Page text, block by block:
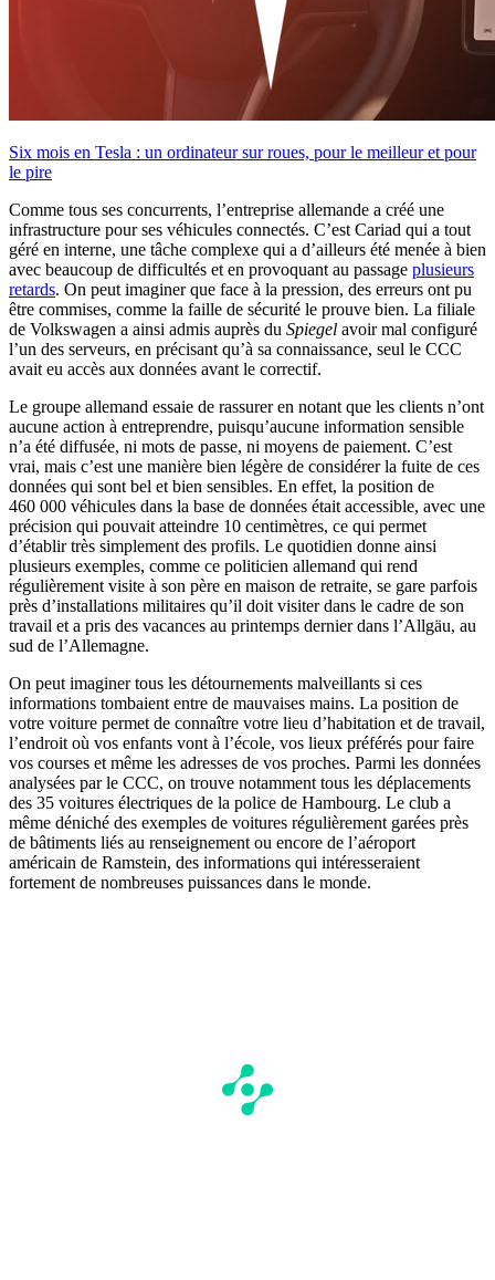
Six mois en Tesla : un ordinateur sur roues, pour le meilleur et pour
le pire
Comme tous ses concurrents, l’entreprise allemande a créé une
infrastructure pour ses véhicules connectés. C’est Cariad qui a tout
géré en interne, une tâche complexe qui a d’ailleurs été menée à bien
avec beaucoup de difficultés et en provoquant au passage plusieurs
retards. On peut imaginer que face à la pression, des erreurs ont pu
être commises, comme la faille de sécurité le prouve bien. La filiale
de Volkswagen a ainsi admis auprès du Spiegel avoir mal configuré
l’un des serveurs, en précisant qu’à sa connaissance, seul le CCC
avait eu accès aux données avant le correctif.
Le groupe allemand essaie de rassurer en notant que les clients n’ont
aucune action à entreprendre, puisqu’aucune information sensible
n’a été diffusée, ni mots de passe, ni moyens de paiement. C’est
vrai, mais c’est une manière bien légère de considérer la fuite de ces
données qui sont bel et bien sensibles. En effet, la position de
460 000 véhicules dans la base de données était accessible, avec une
précision qui pouvait atteindre 10 centimètres, ce qui permet
d’établir très simplement des profils. Le quotidien donne ainsi
plusieurs exemples, comme ce politicien allemand qui rend
régulièrement visite à son père en maison de retraite, se gare parfois
près d’installations militaires qu’il doit visiter dans le cadre de son
travail et a pris des vacances au printemps dernier dans l’Allgäu, au
sud de l’Allemagne.
On peut imaginer tous les détournements malveillants si ces
informations tombaient entre de mauvaises mains. La position de
votre voiture permet de connaître votre lieu d’habitation et de travail,
l’endroit où vos enfants vont à l’école, vos lieux préférés pour faire
vos courses et même les adresses de vos proches. Parmi les données
analysées par le CCC, on trouve notamment tous les déplacements
des 35 voitures électriques de la police de Hambourg. Le club a
même déniché des exemples de voitures régulièrement garées près
de bâtiments liés au renseignement ou encore de l’aéroport
américain de Ramstein, des informations qui intéresseraient
fortement de nombreuses puissances dans le monde.